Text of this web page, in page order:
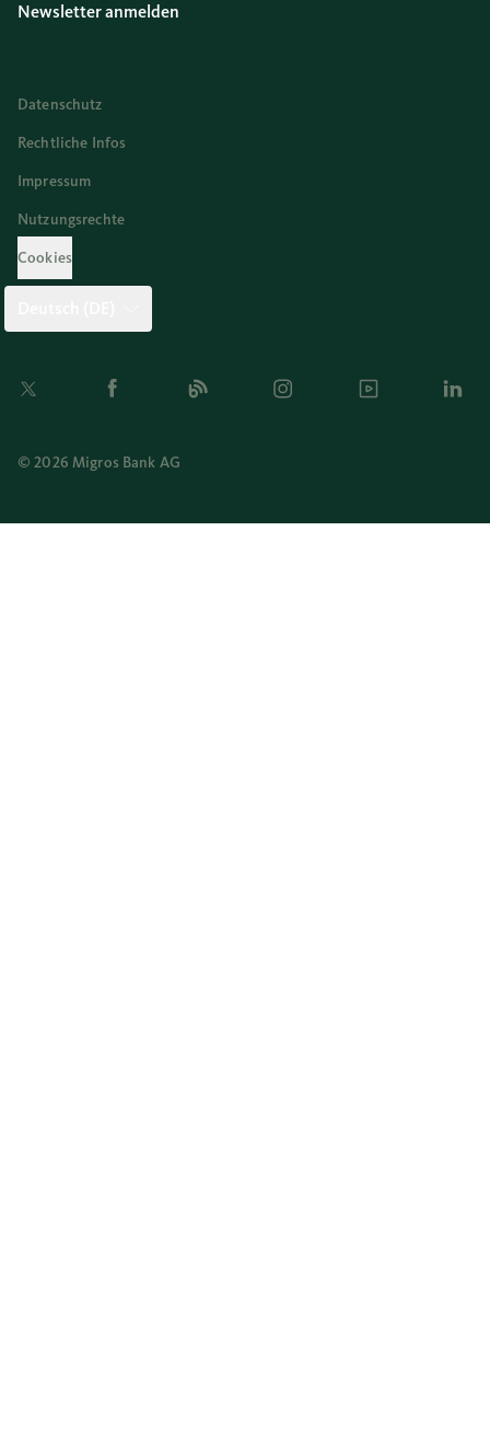
Newsletter anmelden
Datenschutz
Rechtliche Infos
Impressum
Nutzungsrechte
Cookies
Twitter Facebook Blog Instagram Youtube
© 2026 Migros Bank AG